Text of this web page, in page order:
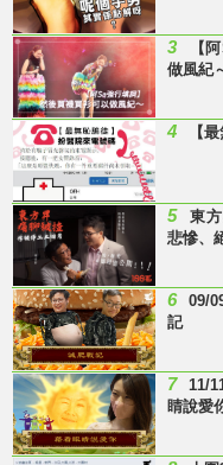
3
【
做風紀
4 【
5
東
悲慘、
6
09/
記
7
11/
睛說愛